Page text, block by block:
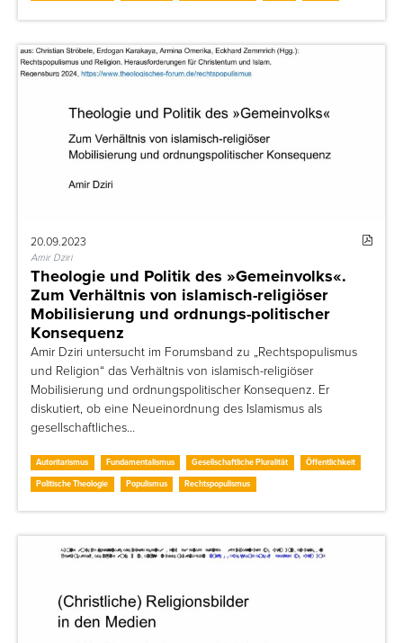
20.09.2023
Amir Dziri
Theologie und Politik des »Gemeinvolks«.
Zum Verhältnis von islamisch-religiöser
Mobilisierung und ordnungs-politischer
Konsequenz
Amir Dziri untersucht im Forumsband zu „Rechtspopulismus
und Religion“ das Verhältnis von islamisch-religiöser
Mobilisierung und ordnungspolitischer Konsequenz. Er
diskutiert, ob eine Neueinordnung des Islamismus als
gesellschaftliches…
Autoritarismus Fundamentalismus Gesellschaftliche Pluralität
Öffentlichkeit
Politische Theologie
Populismus Rechtspopulismus